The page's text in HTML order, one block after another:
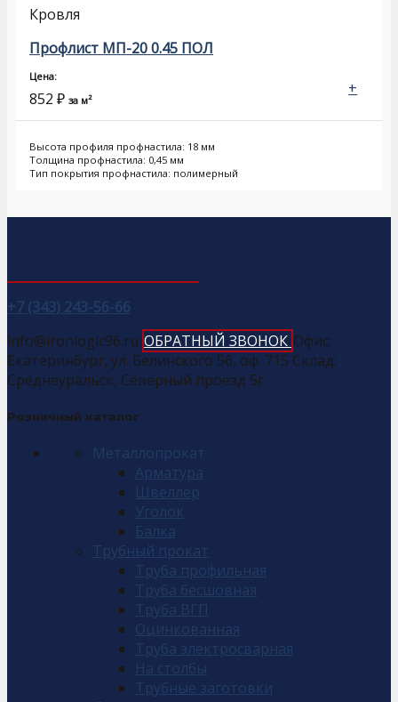
Кровля
Профлист МП-20 0.45 ПОЛ
Цена:
852 ₽ за м²
Высота профиля профнастила: 18 мм
Толщина профнастила: 0,45 мм
Тип покрытия профнастила: полимерный
+
+7 (343) 243-56-66
info@ironlogic96.ru ОБРАТНЫЙ ЗВОНОК Офис:
Екатеринбург, ул. Белинского 56, оф. 715 Склад:
Среднеуральск, Северный проезд 5г
Розничный каталог
Металлопрокат
Арматура
Швеллер
Уголок
Балка
Трубный прокат
Труба профильная
Труба бесшовная
Труба ВГП
Оцинкованная
Труба электросварная
На столбы
Трубные заготовки